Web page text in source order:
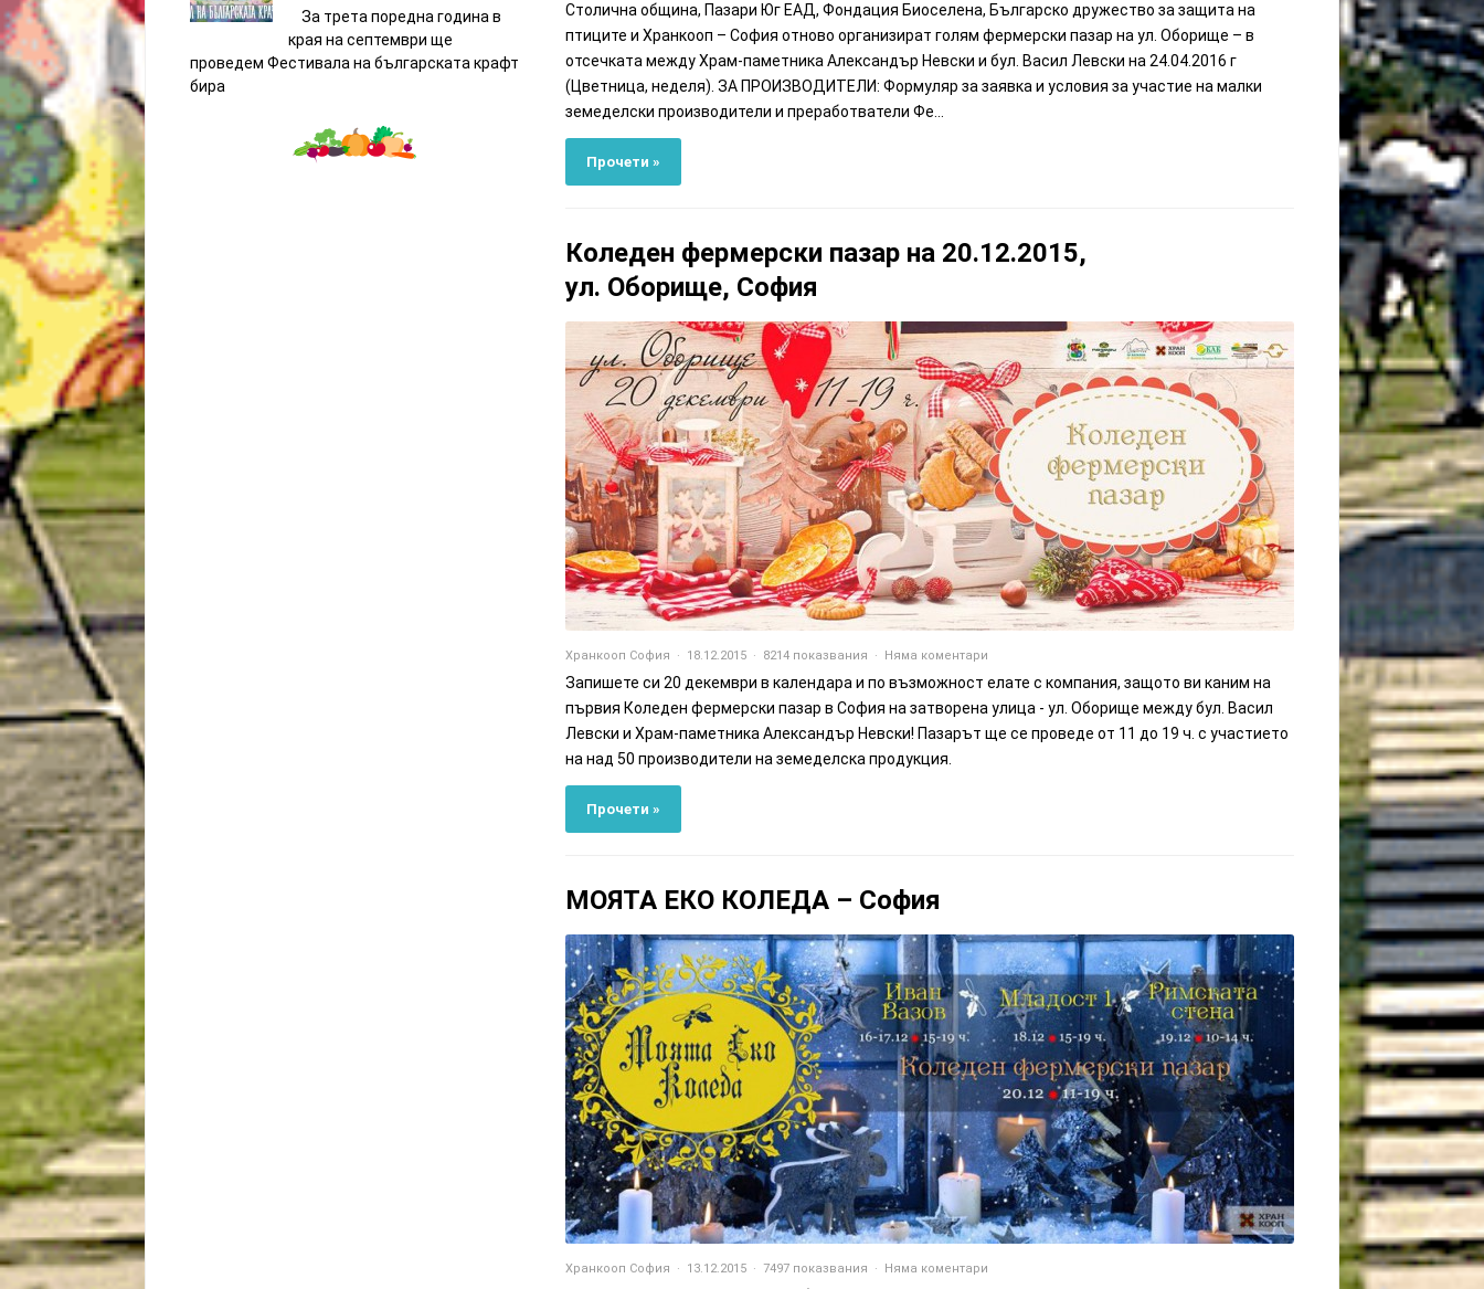
Столична община, Пазари Юг ЕАД, Фондация Биоселена, Българско дружество за защита на
птиците и Хранкооп – София отново организират голям фермерски пазар на ул. Оборище – в
отсечката между Храм-паметника Александър Невски и бул. Васил Левски на 24.04.2016 г
(Цветница, неделя). ЗА ПРОИЗВОДИТЕЛИ: Формуляр за заявка и условия за участие на малки
земеделски производители и преработватели Фе...
Прочети »
Коледен фермерски пазар на 20.12.2015,
ул. Оборище, София
Хранкооп София 18.12.2015 8214 показвания Няма коментари
Запишете си 20 декември в календара и по възможност елате с компания, защото ви каним на
първия Коледен фермерски пазар в София на затворена улица - ул. Оборище между бул. Васил
Левски и Храм-паметника Александър Невски! Пазарът ще се проведе от 11 до 19 ч. с участието
на над 50 производители на земеделска продукция.
Прочети »
МОЯТА ЕКО КОЛЕДА – София
Хранкооп София 13.12.2015 7497 показвания Няма коментари
За трета поредна година в
края на септември ще
проведем Фестивала на българската крафт
бира